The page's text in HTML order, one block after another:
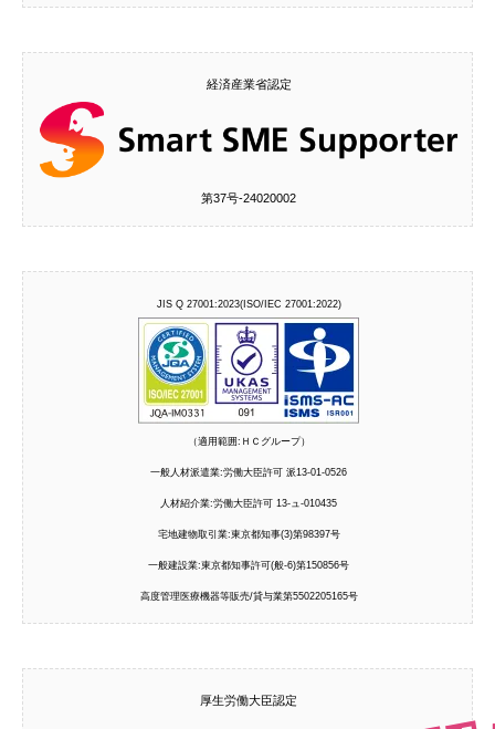
経済産業省認定
第37号‐24020002
JIS Q 27001:2023(ISO/IEC 27001:2022)
（適用範囲:ＨＣグループ）
一般人材派遣業:労働大臣許可 派13-01-0526
人材紹介業:労働大臣許可 13-ュ-010435
宅地建物取引業:東京都知事(3)第98397号
一般建設業:東京都知事許可(般-6)第150856号
高度管理医療機器等販売/貸与業第5502205165号
厚生労働大臣認定